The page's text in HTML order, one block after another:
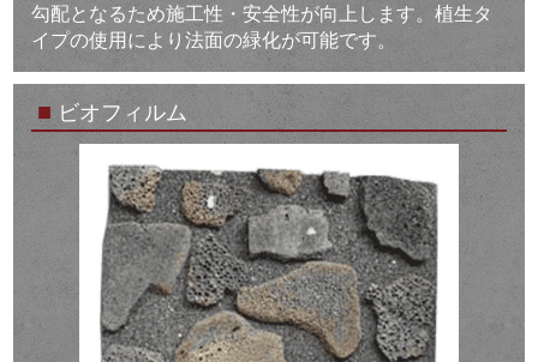
勾配となるため施工性・安全性が向上します。植生タ
イプの使用により法面の緑化が可能です。
■ ビオフィルム